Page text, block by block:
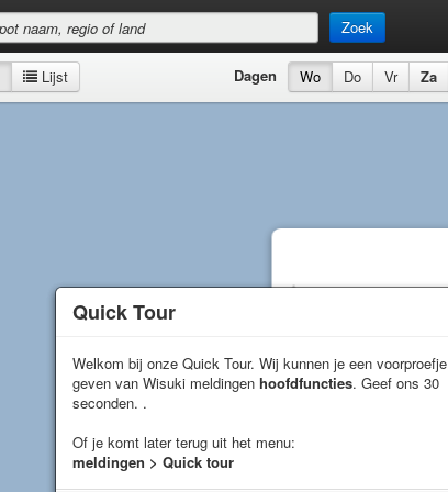
Zoek
Lijst Dagen Wo Do Vr Za
San Mateo
Richting
Golven
Quick Tour
Welkom bij onze Quick Tour. Wij kunnen je een voorproefje
geven van Wisuki meldingen hoofdfuncties. Geef ons 30
seconden. .
Of je komt later terug uit het menu:
meldingen > Quick tour
Quick Tour
Welkom bij onze Quick Tour. Wij kunnen je een voorproefje
geven van Wisuki meldingen hoofdfuncties. Geef ons 30
seconden. .
Of je komt later terug uit het menu:
meldingen > Quick tour